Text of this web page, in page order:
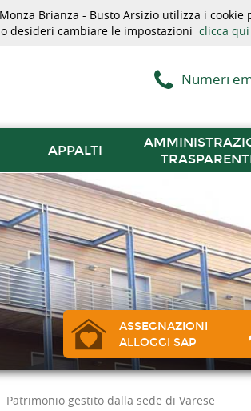
Brianza - Busto Arsizio utilizza i
desideri cambiare le impostazioni clicca qui
Numeri
APPALTI
ASSEGNAZIONI
ALLOGGI SAP
Patrimonio gestito dalla sede di Varese